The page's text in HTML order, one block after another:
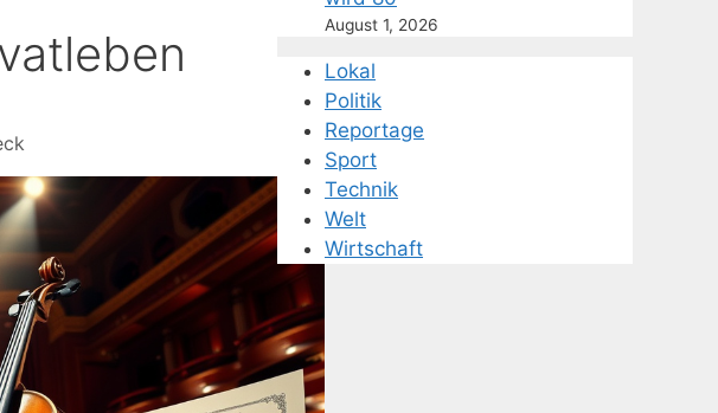
August 1, 2026
Lokal
Politik
Reportage
Sport
Technik
Welt
Wirtschaft